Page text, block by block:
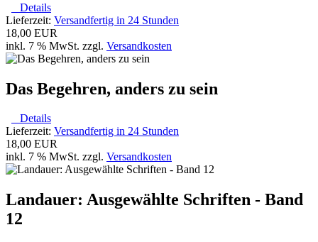
Details
Lieferzeit: Versandfertig in 24 Stunden
18,00 EUR
inkl. 7 % MwSt. zzgl. Versandkosten
Das Begehren, anders zu sein
Details
Lieferzeit: Versandfertig in 24 Stunden
18,00 EUR
inkl. 7 % MwSt. zzgl. Versandkosten
Landauer: Ausgewählte Schriften - Band
12